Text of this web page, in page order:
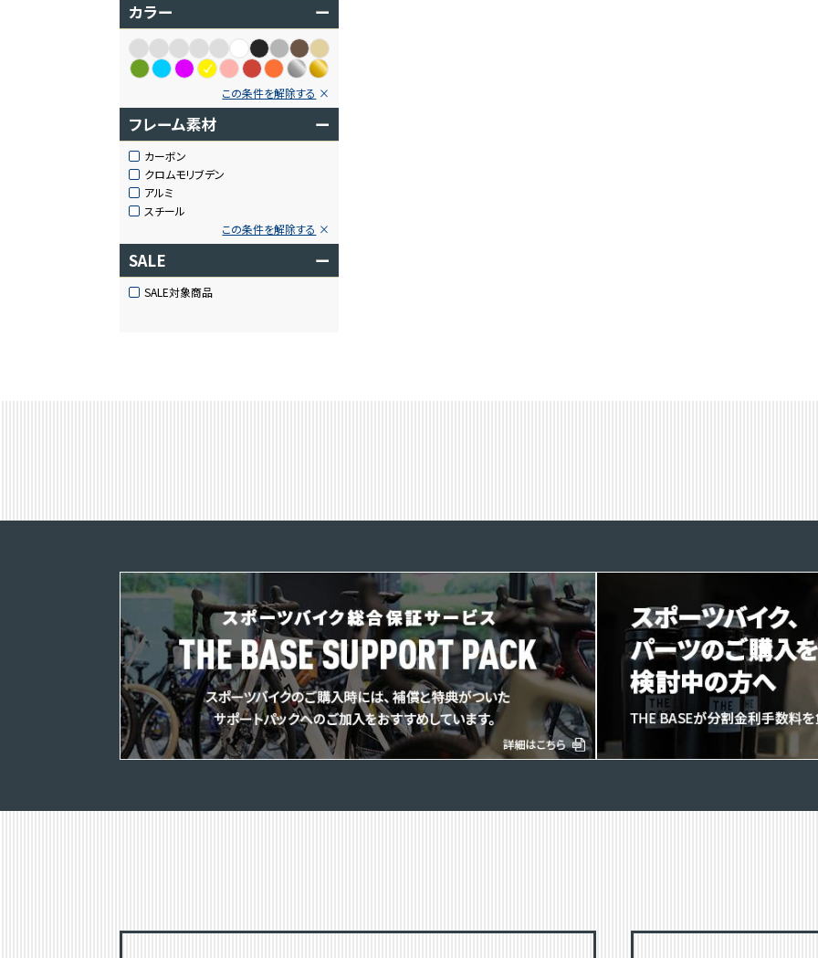
カラー ー
この条件を解除する
フレーム素材 ー
カーボン
クロムモリブデン
アルミ
スチール
この条件を解除する
SALE ー
SALE対象商品